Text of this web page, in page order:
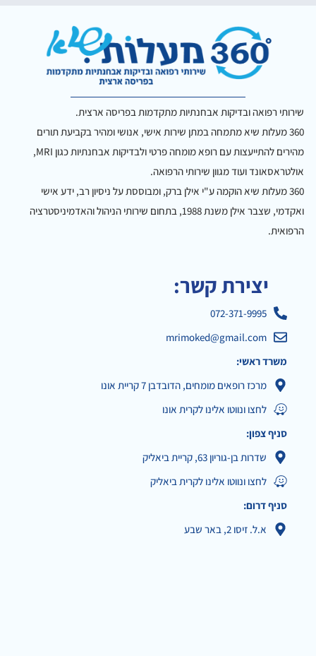
שירותי רפואה ובדיקות אבחנתיות מתקדמות בפריסה ארצית.
360 מעלות שיא מתמחה במתן שירות אישי, אנושי ומהיר בקביעת תורים
מהירים להתייעצות עם רופא מומחה פרטי ולבדיקות אבחנתיות כגון MRI,
אולטראסאונד ועוד מגוון שירותי הרפואה.
360 מעלות שיא הוקמה ע"י אילן ברק, ומבוססת על ניסיון רב, ידע אישי
ואקדמי, שצבר אילן משנת 1988, בתחום שירותי הניהול והאדמיניסטרציה
הרפואית.
יצירת קשר:
072-371-9995
mrimoked@gmail.com
משרד ראשי:
מרכז רופאים מומחים, הדובדבן 7 קריית אונו
לחצו ונווטו אלינו לקרית אונו
סניף צפון:
שדרות בן-גוריון 63, קריית ביאליק
לחצו ונווטו אלינו לקרית ביאליק
סניף דרום:
א.ל. זיסו 2, באר שבע